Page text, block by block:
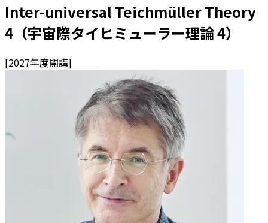
Inter-universal Teichmüller Theory
4（宇宙際タイヒミューラー理論 4）
[2027年度開講]